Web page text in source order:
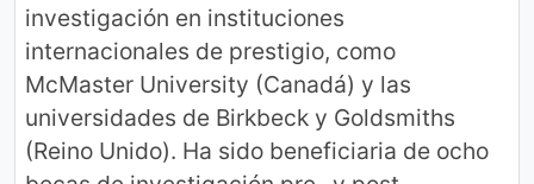
investigación en instituciones
internacionales de prestigio, como
McMaster University (Canadá) y las
universidades de Birkbeck y Goldsmiths
(Reino Unido). Ha sido beneficiaria de ocho